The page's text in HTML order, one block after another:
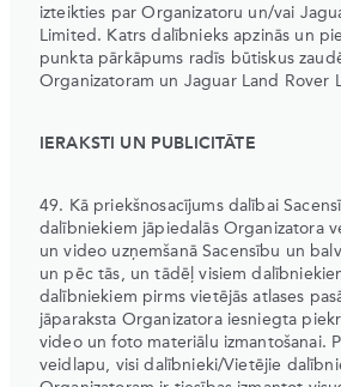
izteikties par Organizatoru un/vai
Limited. Katrs dalībnieks apzinās un
punkta pārkāpums radīs būtiskus
Organizatoram un Jaguar Land Rover
IERAKSTI UN PUBLICITĀTE
49. Kā priekšnosacījums dalībai
dalībniekiem jāpiedalās Organizatora
un video uzņemšanā Sacensību un
un pēc tās, un tādēļ visiem
dalībniekiem pirms vietējās atlases
jāparaksta Organizatora iesniegta
video un foto materiālu izmantošanai.
veidlapu, visi dalībnieki/Vietējie